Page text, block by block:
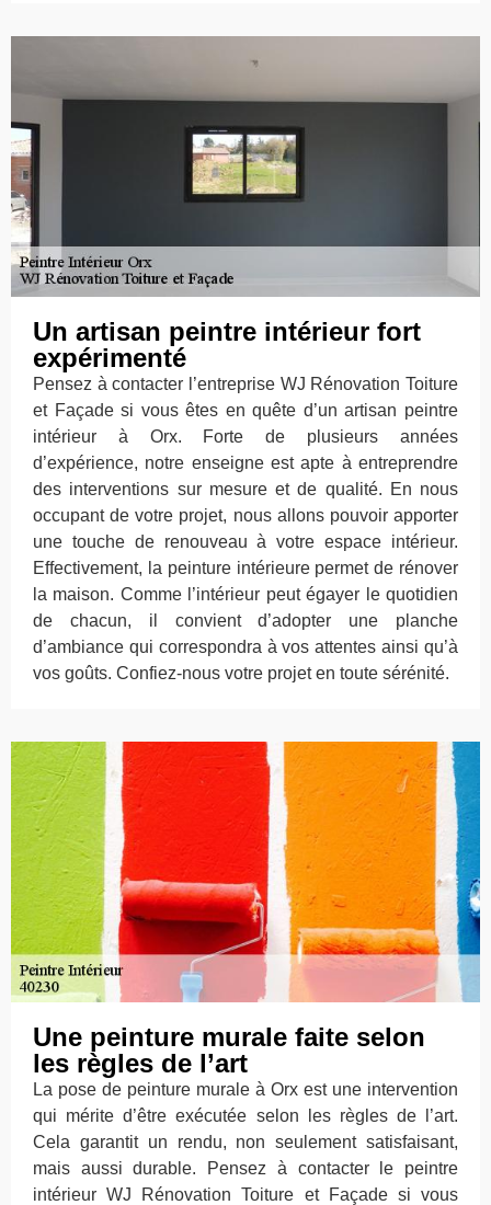
Un artisan peintre intérieur fort
expérimenté
Pensez à contacter l’entreprise WJ Rénovation Toiture
et Façade si vous êtes en quête d’un artisan peintre
intérieur à Orx. Forte de plusieurs années
d’expérience, notre enseigne est apte à entreprendre
des interventions sur mesure et de qualité. En nous
occupant de votre projet, nous allons pouvoir apporter
une touche de renouveau à votre espace intérieur.
Effectivement, la peinture intérieure permet de rénover
la maison. Comme l’intérieur peut égayer le quotidien
de chacun, il convient d’adopter une planche
d’ambiance qui correspondra à vos attentes ainsi qu’à
vos goûts. Confiez-nous votre projet en toute sérénité.
Une peinture murale faite selon
les règles de l’art
La pose de peinture murale à Orx est une intervention
qui mérite d’être exécutée selon les règles de l’art.
Cela garantit un rendu, non seulement satisfaisant,
mais aussi durable. Pensez à contacter le peintre
intérieur WJ Rénovation Toiture et Façade si vous